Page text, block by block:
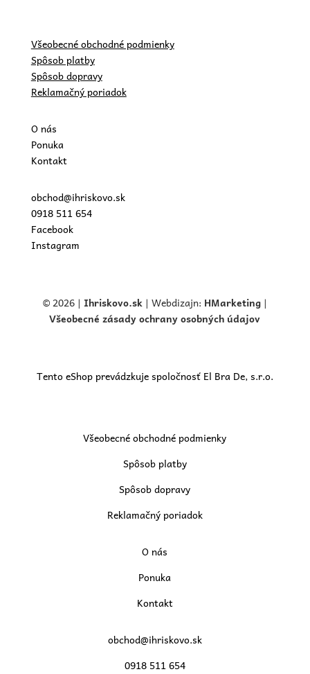
Všeobecné obchodné podmienky
Spôsob platby
Spôsob dopravy
Reklamačný poriadok
O nás
Ponuka
Kontakt
obchod@ihriskovo.sk
0918 511 654
Facebook
Instagram
© 2026 | Ihriskovo.sk| Webdizajn: HMarketing |
Všeobecné zásady ochrany osobných údajov
Tento eShop prevádzkuje spoločnosť El Bra De, s.r.o.
Všeobecné obchodné podmienky
Spôsob platby
Spôsob dopravy
Reklamačný poriadok
O nás
Ponuka
Kontakt
obchod@ihriskovo.sk
0918 511 654